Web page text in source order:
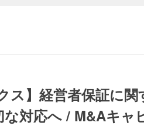
数変更のお知らせ
ス】経営者保証に
対応へ / M&Aキャ